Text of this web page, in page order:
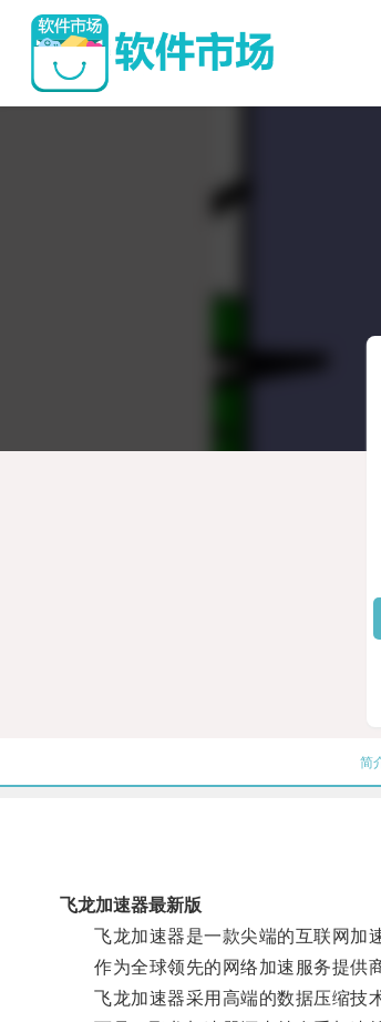
简
飞龙加速器最新版
飞龙加速器是一款尖端的互联网加速
作为全球领先的网络加速服务提供商
飞龙加速器采用高端的数据压缩技术